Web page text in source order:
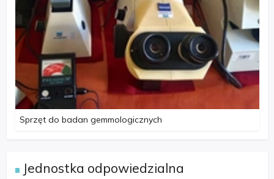
Sprzęt do badan gemmologicznych
Jednostka odpowiedzialna